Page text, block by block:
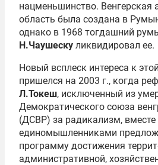
нацменьшинство. Венгерская
область была создана в
однако в 1968 тогдашний
Н.Чаушеску ликвидировал ее.
Новый всплеск интереса к
пришелся на 2003 г., когда
Л.Токеш, исключенный из
Демократического союза
(ДСВР) за радикализм, вместе
единомышленниками
программу достижения
административной,